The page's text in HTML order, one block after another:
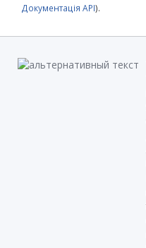
Документація API).